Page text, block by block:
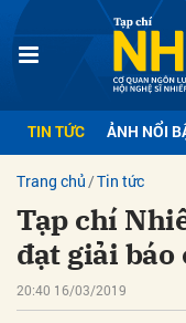
TIN TỨC ẢNH NỔI
Trang chủ Tin tức
Tạp chí
đạt giải báo
20:40 16/03/2019
luận